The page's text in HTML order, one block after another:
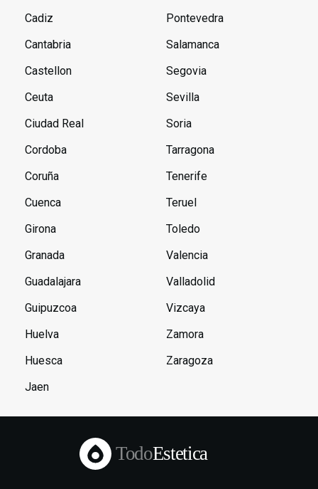
Cadiz
Cantabria
Castellon
Ceuta
Ciudad Real
Cordoba
Coruña
Cuenca
Girona
Granada
Guadalajara
Guipuzcoa
Huelva
Huesca
Jaen
Pontevedra
Salamanca
Segovia
Sevilla
Soria
Tarragona
Tenerife
Teruel
Toledo
Valencia
Valladolid
Vizcaya
Zamora
Zaragoza
TodoEstetica